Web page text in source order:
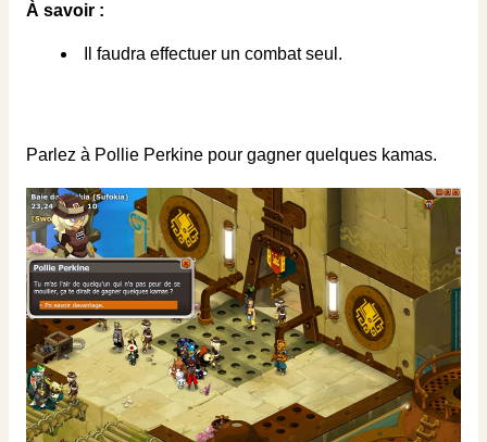
À savoir :
Il faudra effectuer un combat seul.
Parlez à Pollie Perkine pour gagner quelques kamas.